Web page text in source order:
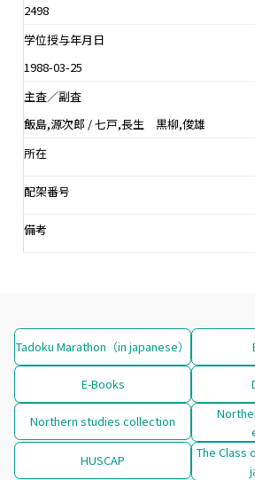
2498
学位授与年月日
1988-03-25
主査／副査
飯島,源次郎 / 七戸,長生 黒柳,俊雄
所在
配架番号
備考
Tadoku Marathon（in japanese）
E-Books
Northern studies collection
HUSCAP
The Class